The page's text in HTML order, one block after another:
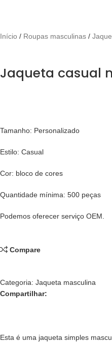
Início Roupas masculinas
Jaqueta casual
Tamanho: Personalizado
Estilo: Casual
Cor: bloco de cores
Quantidade mínima: 500 peças
Podemos oferecer serviço OEM.
Compare
Categoria: Jaqueta masculina
Compartilhar:
Esta é uma jaqueta simples